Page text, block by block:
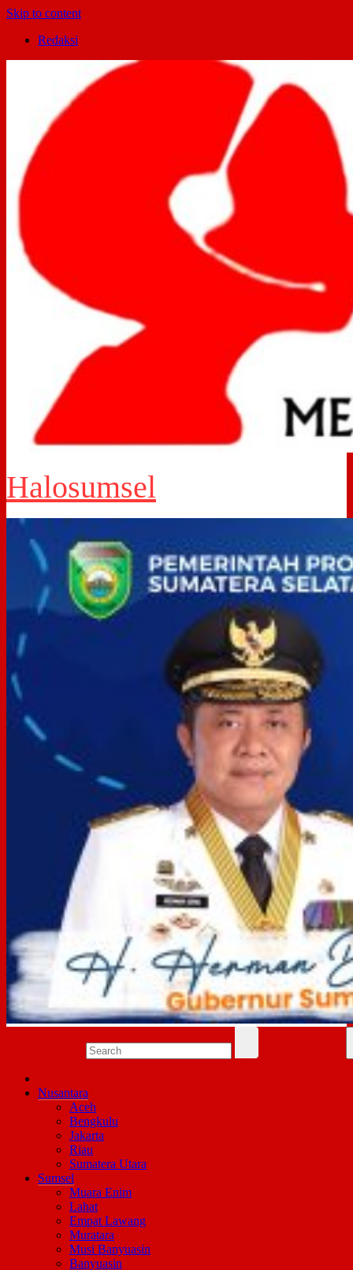
Skip to content
Redaksi
Halosumsel
Nusantara
Aceh
Bengkulu
Jakarta
Riau
Sumatera Utara
Sumsel
Muara Enim
Lahat
Empat Lawang
Muratara
Musi Banyuasin
Banyuasin